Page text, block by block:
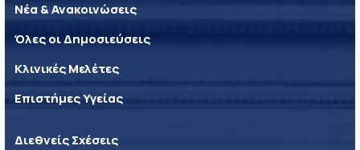
Νέα & Ανακοινώσεις
Όλες οι Δημοσιεύσεις
Κλινικές Μελέτες
Επιστήμες Υγείας
Διεθνείς Σχέσεις